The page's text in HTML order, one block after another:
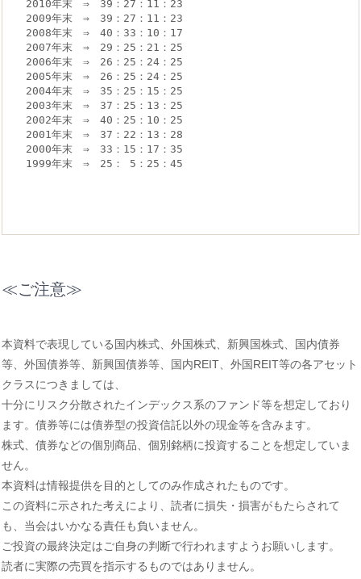
2010年末　⇒　39：27：11：23
2009年末　⇒　39：27：11：23
2008年末　⇒　40：33：10：17
2007年末　⇒　29：25：21：25
2006年末　⇒　26：25：24：25
2005年末　⇒　26：25：24：25
2004年末　⇒　35：25：15：25
2003年末　⇒　37：25：13：25
2002年末　⇒　40：25：10：25
2001年末　⇒　37：22：13：28
2000年末　⇒　33：15：17：35
1999年末　⇒　25： 5：25：45
≪ご注意≫
本資料で表現している国内株式、外国株式、新興国株式、国内債券
等、外国債券等、新興国債券等、国内REIT、外国REIT等の各アセット
クラスにつきましては、
十分にリスク分散されたインデックス系のファンド等を想定しており
ます。債券等には債券型の投資信託以外の現金等を含みます。
株式、債券などの個別商品、個別銘柄に投資することを想定していま
せん。
本資料は情報提供を目的としてのみ作成されたものです。
この資料に示された考えにより、読者に損失・損害がもたらされて
も、当会はいかなる責任も負いません。
ご投資の最終決定はご自身の判断で行われますようお願いします。
読者に実際の売買を指示するものではありません。